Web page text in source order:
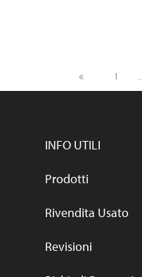
1 …
INFO UTILI
Prodotti
Rivendita Usato
Revisioni